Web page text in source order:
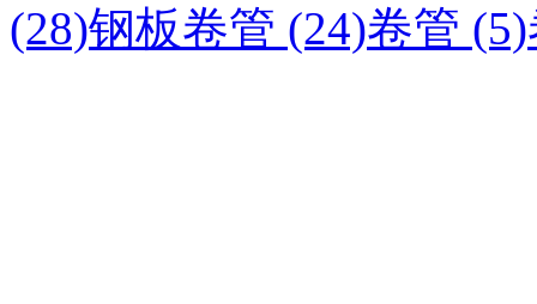
(28)钢板卷管 (24)卷管 (5)